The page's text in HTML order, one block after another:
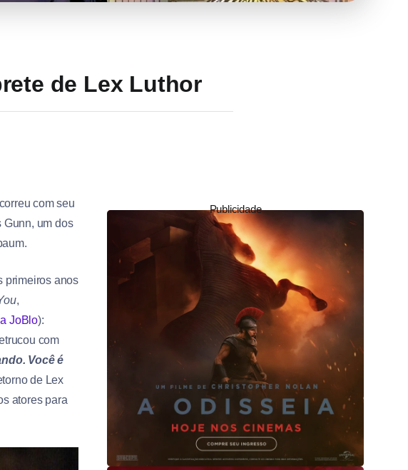
de Lex Luthor
com seu
Gunn, um dos
primeiros anos
,
JoBlo):
com
Você é
de Lex
atores para
Publicidade